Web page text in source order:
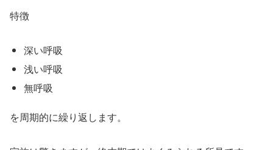
特徴
深い呼吸
浅い呼吸
無呼吸
を周期的に繰り返します。